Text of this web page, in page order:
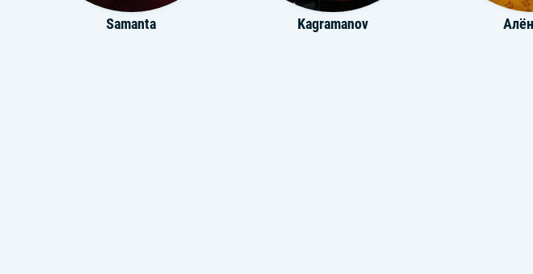
Samanta Kagramanov